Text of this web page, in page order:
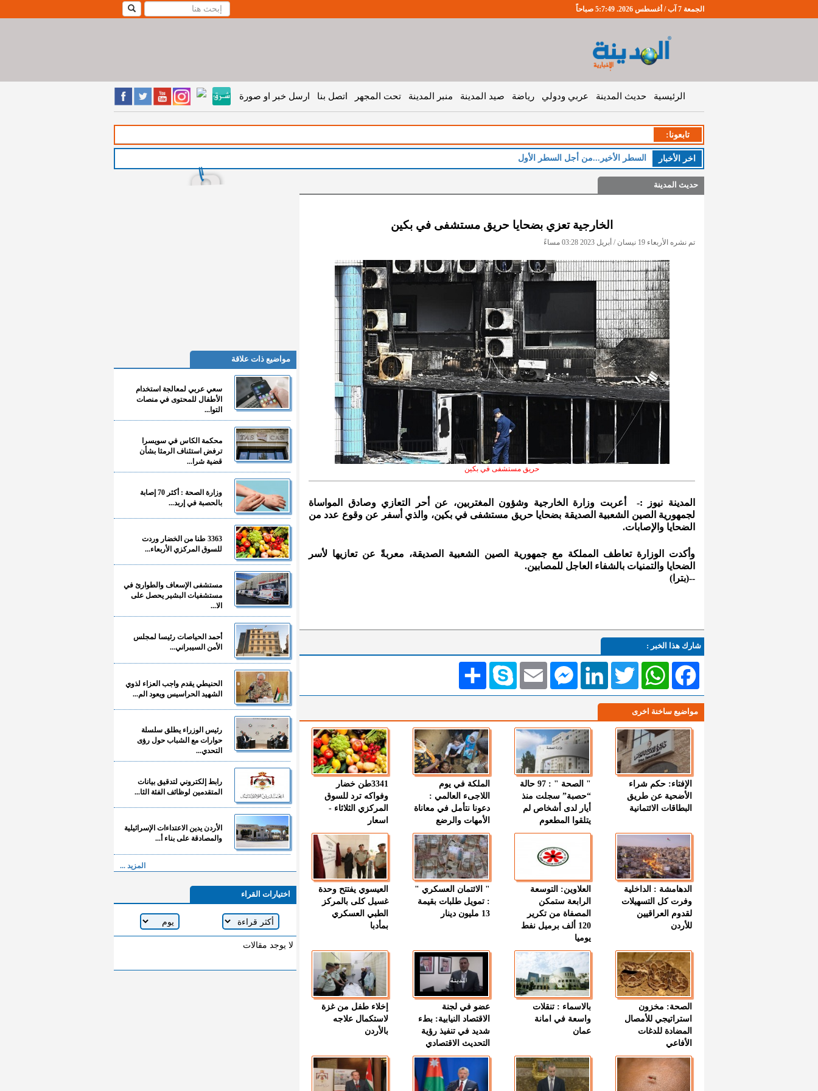
الجمعة 7 آب / أغسطس 2026. 5:7:50 صباحاً
الرئيسية حديث المدينة عربي ودولي رياضة صيد المدينة منبر المدينة تحت المجهر اتصل بنا ارسل خبر او صورة
تابعونا:
اخر اﻷخبار الخ
حديث المدينة
الخارجية تعزي بضحايا حريق مستشفى في بكين
تم نشره الأربعاء 19 نيسان / أبريل 2023 03:28 مساءً
حريق مستشفى في بكين
المدينة نيوز :- أعربت وزارة الخارجية وشؤون المغتربين، عن أحر التعازي وصادق المواساة
لجمهورية الصين الشعبية الصديقة بضحايا حريق مستشفى في بكين، والذي أسفر عن وقوع عدد من
الضحايا والإصابات.
وأكدت الوزارة تعاطف المملكة مع جمهورية الصين الشعبية الصديقة، معربةً عن تعازيها لأسر
الضحايا والتمنيات بالشفاء العاجل للمصابين.
--(بترا)
شارك هذا الخبر :
انشر Skype EmailMessengerLinkedIn TwitterWhatsAppFacebook
مواضيع ساخنة اخرى
الإفتاء: حكم شراء
الأضحية عن طريق
البطاقات الائتمانية
" الصحة " : 97 حالة
“حصبة” سجلت منذ
أيار لدى أشخاص لم
يتلقوا المطعوم
الملكة في يوم
اللاجىء العالمي :
دعونا نتأمل في معاناة
الأمهات والرضع
3341طن خضار
وفواكه ترد للسوق
المركزي الثلاثاء -
اسعار
الدهامشة : الداخلية
وفرت كل التسهيلات
لقدوم العراقيين
للأردن
العلاوين: التوسعة
الرابعة ستمكن
المصفاة من تكرير
120 ألف برميل نفط
يوميا
" الائتمان العسكري "
: تمويل طلبات بقيمة
13 مليون دينار
العيسوي يفتتح وحدة
غسيل كلى بالمركز
الطبي العسكري
بمأدبا
الصحة: مخزون
استراتيجي للأمصال
المضادة للدغات
الأفاعي
بالاسماء : تنقلات
واسعة في امانة
عمان
عضو في لجنة
الاقتصاد النيابية: بطء
شديد في تنفيذ رؤية
التحديث الاقتصادي
إخلاء طفل من غزة
لاستكمال علاجه
بالأردن
مواضيع ذات علاقة
سعي عربي لمعالجة استخدام
الأطفال للمحتوى في منصات
التوا...
محكمة الكاس في سويسرا
ترفض استئناف الرمثا بشأن
قضية شرا...
وزارة الصحة : أكثر 70 إصابة
بالحصبة في إربد...
3363 طنا من الخضار وردت
للسوق المركزي الأربعاء...
مستشفى الإسعاف والطوارئ في
مستشفيات البشير يحصل على
الا...
أحمد الحياصات رئيسا لمجلس
الأمن السيبراني...
الحنيطي يقدم واجب العزاء لذوي
الشهيد الحراسيس ويعود الم...
رئيس الوزراء يطلق سلسلة
حوارات مع الشباب حول رؤى
التحدي...
رابط إلكتروني لتدقيق بيانات
المتقدمين لوظائف الفئة الثا...
الأردن يدين الاعتداءات الإسرائيلية
والمصادقة على بناء أ...
المزيد ...
اختيارات القراء
لا يوجد مقالات